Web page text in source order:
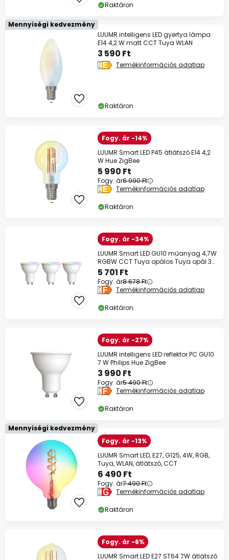
Raktáron
Mennyiségi kedvezmény
LUUMR intelligens LED gyertya lámpa
E14 4,2 W matt CCT Tuya WLAN
3 590 Ft
Termékinformációs adatlap
Raktáron
Fogy. ár -14%
LUUMR Smart LED P45 átlátszó E14 4,2
W Hue ZigBee
5 990 Ft
Fogy. ár6 990 Ft
Termékinformációs adatlap
Raktáron
Fogy. ár -34%
LUUMR Smart LED GU10 műanyag 4,7W
RGBW CCT Tuya opálos Tuya opál 3
darabos
5 701 Ft
Fogy. ár8 678 Ft
Termékinformációs adatlap
Raktáron
Fogy. ár -27%
LUUMR intelligens LED reflektor PC GU10
7 W Philips Hue ZigBee
3 990 Ft
Fogy. ár5 490 Ft
Termékinformációs adatlap
Raktáron
Mennyiségi kedvezmény
Fogy. ár -13%
LUUMR Smart LED, E27, G125, 4W, RGB,
Tuya, WLAN, átlátszó, CCT
6 490 Ft
Fogy. ár7 490 Ft
Termékinformációs adatlap
Raktáron
Fogy. ár -6%
LUUMR Smart LED E27 ST64 7W átlátszó